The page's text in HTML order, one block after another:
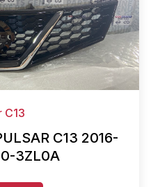
C13
C13 2016-
3ZL0A